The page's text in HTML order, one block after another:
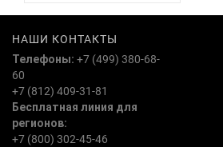
НАШИ КОНТАКТЫ
Телефоны: +7 (499) 380-68-
60
+7 (812) 409-31-81
Бесплатная линия для
регионов:
+7 (800) 302-45-46